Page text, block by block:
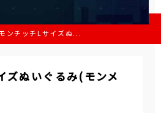
モンチッチLサイズぬ...
ズぬいぐるみ(モンメ